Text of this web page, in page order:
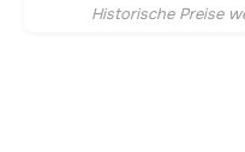
Historische Preise